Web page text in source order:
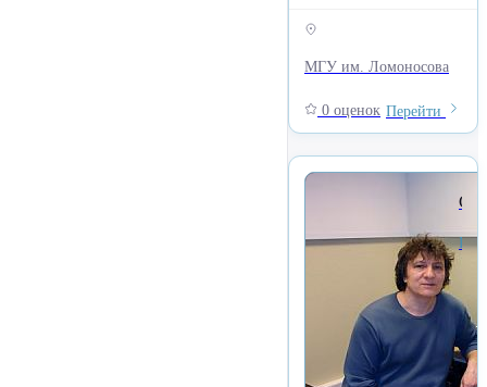
МГУ им. Ломоносова
0 оценок Перейти
Кафедра телевидения и радиовещания, Факултет Журналистики